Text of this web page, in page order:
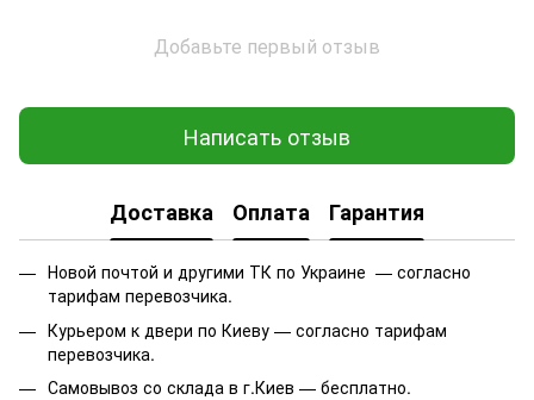
Добавьте первый отзыв
Написать отзыв
Доставка Оплата Гарантия
Новой почтой и другими ТК по Украине — согласно
тарифам перевозчика.
Курьером к двери по Киеву — согласно тарифам
перевозчика.
Самовывоз со склада в г.Киев — бесплатно.